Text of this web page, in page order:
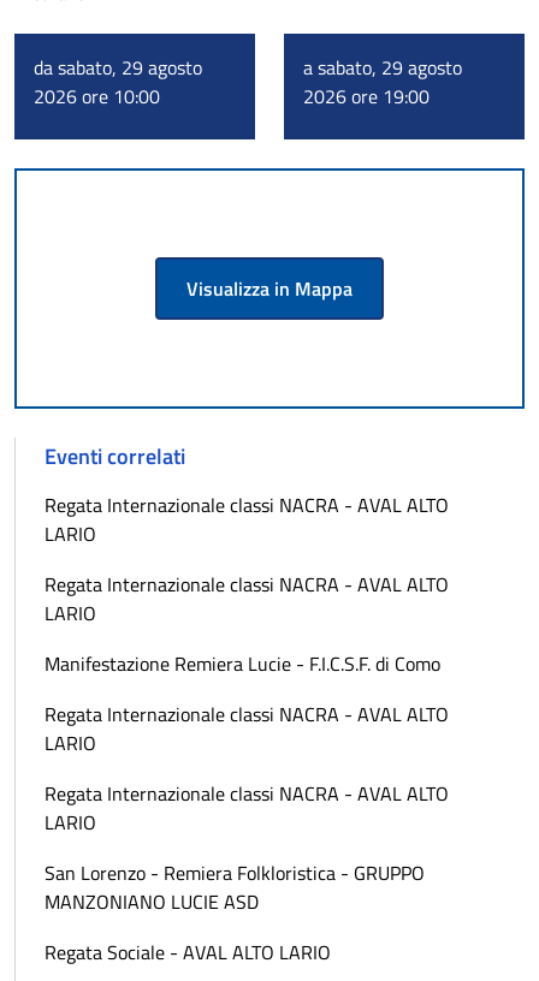
da sabato, 29 agosto
2026 ore 10:00
a sabato, 29 agosto
2026 ore 19:00
Visualizza in Mappa
Eventi correlati
Regata Internazionale classi NACRA - AVAL ALTO
LARIO
Regata Internazionale classi NACRA - AVAL ALTO
LARIO
Manifestazione Remiera Lucie - F.I.C.S.F. di Como
Regata Internazionale classi NACRA - AVAL ALTO
LARIO
Regata Internazionale classi NACRA - AVAL ALTO
LARIO
San Lorenzo - Remiera Folkloristica - GRUPPO
MANZONIANO LUCIE ASD
Regata Sociale - AVAL ALTO LARIO